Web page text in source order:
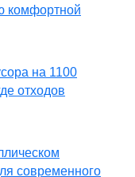
комфортной
на 1100
отходов
современного